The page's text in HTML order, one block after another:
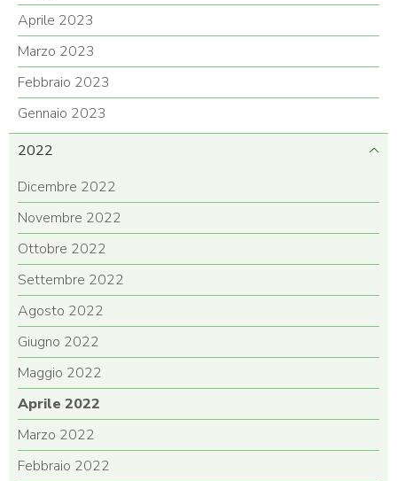
Aprile 2023
Marzo 2023
Febbraio 2023
Gennaio 2023
2022
Dicembre 2022
Novembre 2022
Ottobre 2022
Settembre 2022
Agosto 2022
Giugno 2022
Maggio 2022
Aprile 2022
Marzo 2022
Febbraio 2022